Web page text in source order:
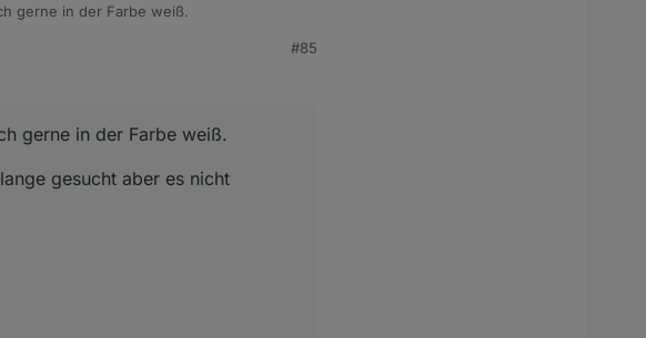
gerne in der Farbe weiß.
gesucht aber es nicht gefunden :-( #85
gerne in der Farbe weiß.
gesucht aber es nicht